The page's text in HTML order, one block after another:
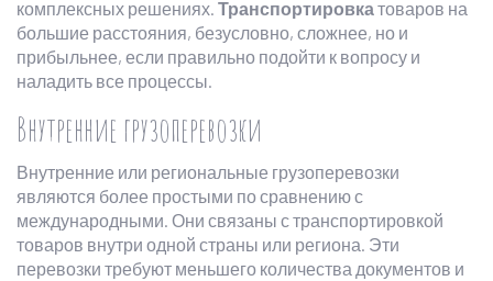
комплексных решениях. Транспортировкатоваров на
большие расстояния, безусловно, сложнее, но и
прибыльнее, если правильно подойти к вопросу и
наладить все процессы.
Внутренние грузоперевозки
Внутренние или региональные грузоперевозки
являются более простыми по сравнению с
международными. Они связаны с транспортировкой
товаров внутри одной страны или региона. Эти
перевозки требуют меньшего количества документов и